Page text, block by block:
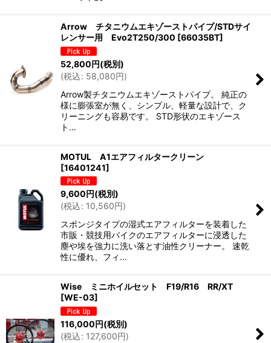
Arrow チタニウムエキゾーストパイプ/STDサイ
レンサー用 Evo2T250/300 [66035BT]
52,800円(税別)
(税込: 58,080円)
Arrow製チタニウムエキゾーストパイプ。 純正の
様に膨張室が無く、シンプル、軽量な設計で、ク
リーニングも容易です。 STD形状のエキゾース
ト…
MOTUL A1エアフィルタークリーン
[16401241]
9,600円(税別)
(税込: 10,560円)
スポンジタイプの湿式エアフィルターを装着した
市販・競技用バイクのエアフィルターに浸透した
塵や埃を強力に洗い落とす油性クリーナー。 速乾
性に優れ、フィ…
Wise ミニホイルセット F19/R16 RR/XT
[WE-03]
116,000円(税別)
(税込: 127,600円)